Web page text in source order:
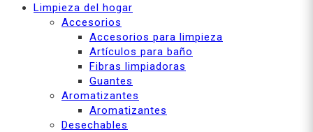
Limpieza del hogar
Accesorios
Accesorios para limpieza
Artículos para baño
Fibras limpiadoras
Guantes
Aromatizantes
Aromatizantes
Desechables